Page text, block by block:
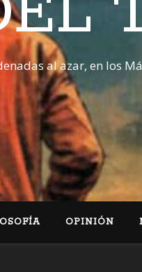
al azar, en los
OPINIÓN